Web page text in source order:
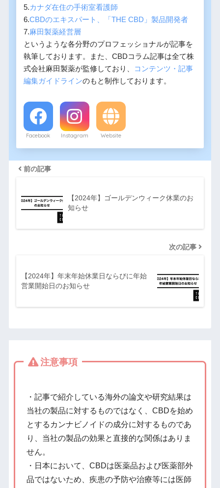
5.カナダ在住の手術室看護師
6.CBDのエキスパート、「THE CBD」製品開発者
7.麻田製薬経営層
というような各分野のプロフェッショナルが記事を
執筆しております。また、CBDコラム記事は全て株
式会社麻田製薬が監修しており、
コンテンツ・記事
編集ガイドラインのもと制作しております。
Facebook Instagram Website
前の記事
【2024年】ゴールデンウィーク休業のお
知らせ
次の記事
【2024年】年末年始休業日ならびに年始
営業開始日のお知らせ
注意事項
・記事で紹介している海外の論文や研究結果は
当社の製品に対するものではなく、CBDを始め
とするカンナビノイドの成分に対するものであ
り、当社の製品の効果と直接的な関係はありま
せん。
・日本において、CBDは医薬品および医薬部外
品ではないため、疾患の予防や治療等には医師